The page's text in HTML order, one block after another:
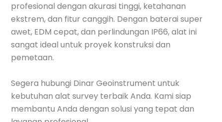
profesional dengan akurasi tinggi, ketahanan
ekstrem, dan fitur canggih. Dengan baterai super
awet, EDM cepat, dan perlindungan IP66, alat ini
sangat ideal untuk proyek konstruksi dan
pemetaan.
Segera hubungi Dinar Geoinstrument untuk
kebutuhan alat survey terbaik Anda. Kami siap
membantu Anda dengan solusi yang tepat dan